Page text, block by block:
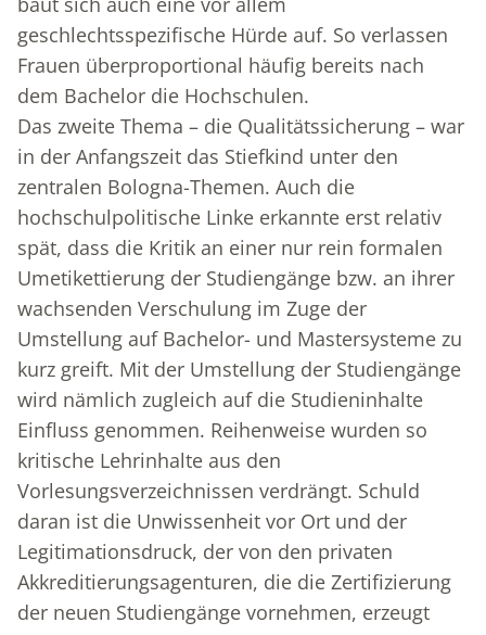
geschlechtsspezifische Hürde auf. So verlassen
Frauen überproportional häufig bereits nach
dem Bachelor die Hochschulen.
Das zweite Thema – die Qualitätssicherung – war
in der Anfangszeit das Stiefkind unter den
zentralen Bologna-Themen. Auch die
hochschulpolitische Linke erkannte erst relativ
spät, dass die Kritik an einer nur rein formalen
Umetikettierung der Studiengänge bzw. an ihrer
wachsenden Verschulung im Zuge der
Umstellung auf Bachelor- und Mastersysteme zu
kurz greift. Mit der Umstellung der Studiengänge
wird nämlich zugleich auf die Studieninhalte
Einfluss genommen. Reihenweise wurden so
kritische Lehrinhalte aus den
Vorlesungsverzeichnissen verdrängt. Schuld
daran ist die Unwissenheit vor Ort und der
Legitimationsdruck, der von den privaten
Akkreditierungsagenturen, die die Zertifizierung
der neuen Studiengänge vornehmen, erzeugt